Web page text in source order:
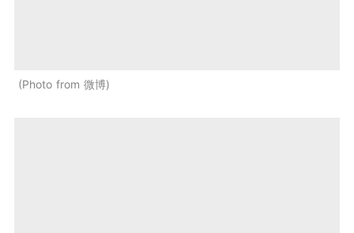
Photo from 微博